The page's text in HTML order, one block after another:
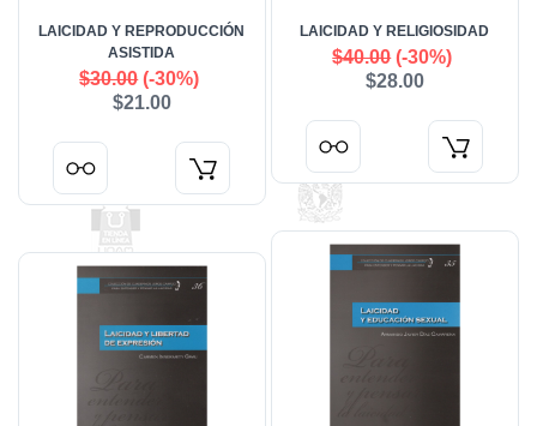
LAICIDAD Y REPRODUCCIÓN
ASISTIDA
$30.00(-30%)
$21.00
LAICIDAD Y RELIGIOSIDAD
$40.00(-30%)
$28.00